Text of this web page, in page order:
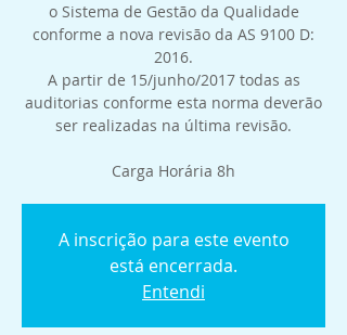
o Sistema de Gestão da Qualidade
conforme a nova revisão da AS 9100 D:
2016.
A partir de 15/junho/2017 todas as
auditorias conforme esta norma deverão
ser realizadas na última revisão.
Carga Horária 8h
A inscrição para este evento
está encerrada.
Entendi